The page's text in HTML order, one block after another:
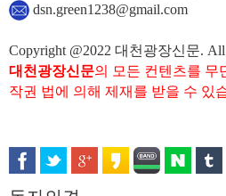
dsn.green1238@gmail.com
Copyright @2022 대천광장신문. All
대천광장신문의 모든 컨텐츠를 무
작권 법에 의해 제재를 받을 수 있